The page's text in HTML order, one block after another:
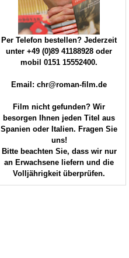
Per Telefon bestellen? Jederzeit
unter +49 (0)89 41188928 oder
mobil 0151 15552400.
Email: chr@roman-film.de
Film nicht gefunden? Wir
besorgen Ihnen jeden Titel aus
Spanien oder Italien. Fragen Sie
uns!
Bitte beachten Sie, dass wir nur
an Erwachsene liefern und die
Volljährigkeit überprüfen.